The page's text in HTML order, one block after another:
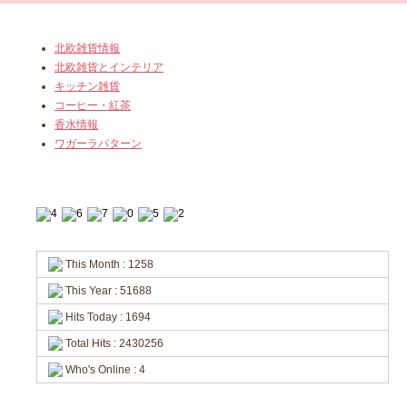
北欧雑貨情報
北欧雑貨とインテリア
キッチン雑貨
コーヒー・紅茶
香水情報
ワガーラパターン
This Month : 1258
This Year : 51688
Hits Today : 1694
Total Hits : 2430256
Who's Online : 4